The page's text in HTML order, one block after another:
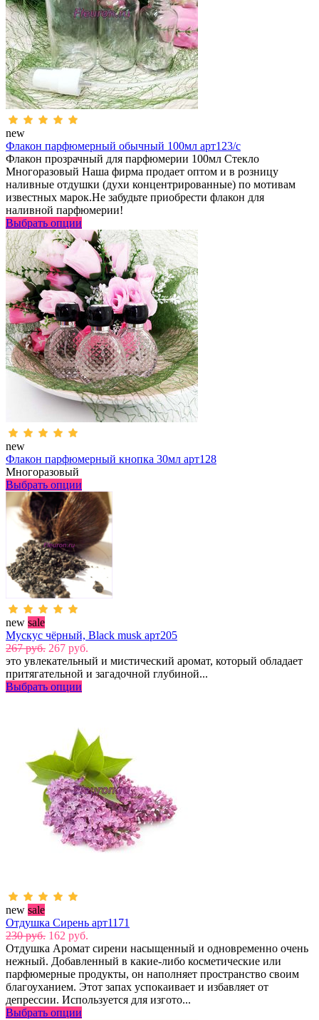
new
Флакон парфюмерный обычный 100мл арт123/с
Флакон прозрачный для парфюмерии 100мл Стекло
Многоразовый Наша фирма продает оптом и в розницу
наливные отдушки (духи концентрированные) по мотивам
известных марок.Не забудьте приобрести флакон для
наливной парфюмерии!
Выбрать опции
new
Флакон парфюмерный кнопка 30мл арт128
Многоразовый
Выбрать опции
new sale
Мускус чёрный, Black musk арт205
267 руб. 267 руб.
это увлекательный и мистический аромат, который обладает
притягательной и загадочной глубиной...
Выбрать опции
new sale
Отдушка Сирень арт1171
230 руб. 162 руб.
Отдушка Аромат сирени насыщенный и одновременно очень
нежный. Добавленный в какие-либо косметические или
парфюмерные продукты, он наполняет пространство своим
благоуханием. Этот запах успокаивает и избавляет от
депрессии. Используется для изгото...
Выбрать опции